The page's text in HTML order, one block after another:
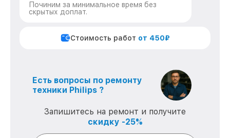
Починим за минимальное время без
скрытых доплат.
Стоимость работ от 450₽
Есть вопросы по ремонту
техники Philips ?
Запишитесь на ремонт и получите
скидку -25%